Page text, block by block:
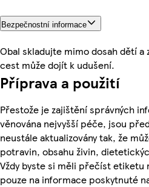
Bezpečnostní informace
Obal skladujte mimo dosah dětí
cest může dojít k udušení.
Příprava a použití
Přestože je zajištění správných
věnována nejvyšší péče, jsou
neustále aktualizovány tak, že
potravin, obsahu živin,
Vždy byste si měli přečíst etiketu
pouze na informace poskytnuté